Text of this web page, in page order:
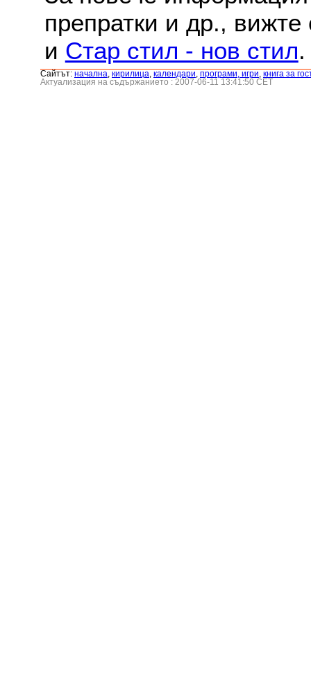
препратки и др.,
и Стар стил - нов стил.
Сайтът: началнa кирилица календари програми, игри книга за
Актуализация на съдържанието : 2007-06-11 13:41:50 CET